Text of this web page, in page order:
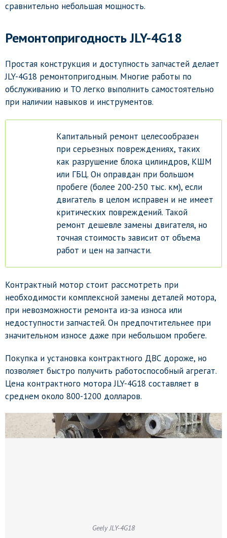
сравнительно небольшая мощность.
Ремонтопригодность JLY-4G18
Простая конструкция и доступность запчастей делает
JLY-4G18 ремонтопригодным. Многие работы по
обслуживанию и ТО легко выполнить самостоятельно
при наличии навыков и инструментов.
Капитальный ремонт целесообразен
при серьезных повреждениях, таких
как разрушение блока цилиндров, КШМ
или ГБЦ. Он оправдан при большом
пробеге (более 200-250 тыс. км), если
двигатель в целом исправен и не имеет
критических повреждений. Такой
ремонт дешевле замены двигателя, но
точная стоимость зависит от объема
работ и цен на запчасти.
Контрактный мотор стоит рассмотреть при
необходимости комплексной замены деталей мотора,
при невозможности ремонта из-за износа или
недоступности запчастей. Он предпочтительнее при
значительном износе даже при небольшом пробеге.
Покупка и установка контрактного ДВС дороже, но
позволяет быстро получить работоспособный агрегат.
Цена контрактного мотора JLY-4G18 составляет в
среднем около 800-1200 долларов.
Geely JLY-4G18